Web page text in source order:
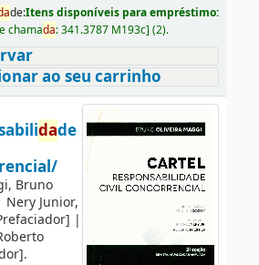
de:Itens disponíveis para empréstimo:
chamada:341.3787 M193c] (2).
ao seu carrinho
dade
Bruno
Nery Junior,
|
.